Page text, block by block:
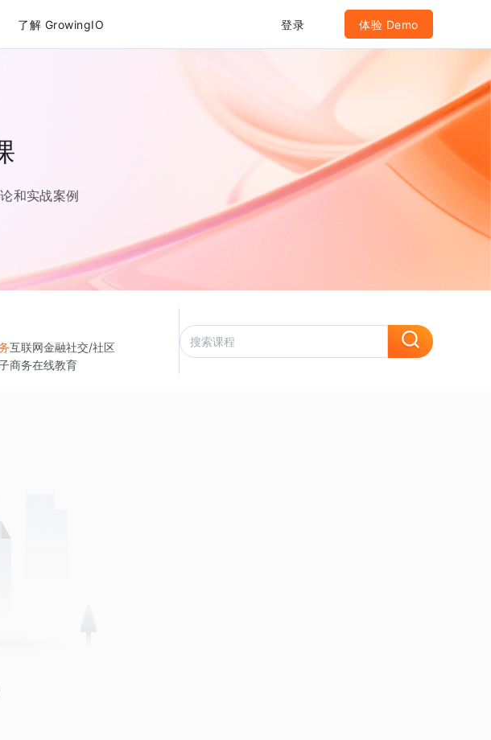
了解 GrowingIO 登录 体验 Demo
和实战案例
互联网金融社交/社区
商务在线教育